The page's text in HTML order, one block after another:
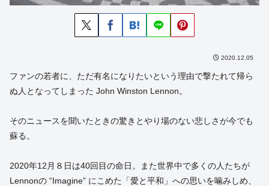
2020.12.05
ファンの若者に、ただ有名になりたいという理由で撃たれて帰ら
ぬ人となってしまった John Winston Lennon。
そのニュースを聞いたときの驚きとやり場のない悲しさが今でも
蘇る。
2020年12月８日は40回目の命日。また世界中で多くの人たちが
Lennonの “Imagine” にこめた「愛と平和」への思いを噛みしめ、